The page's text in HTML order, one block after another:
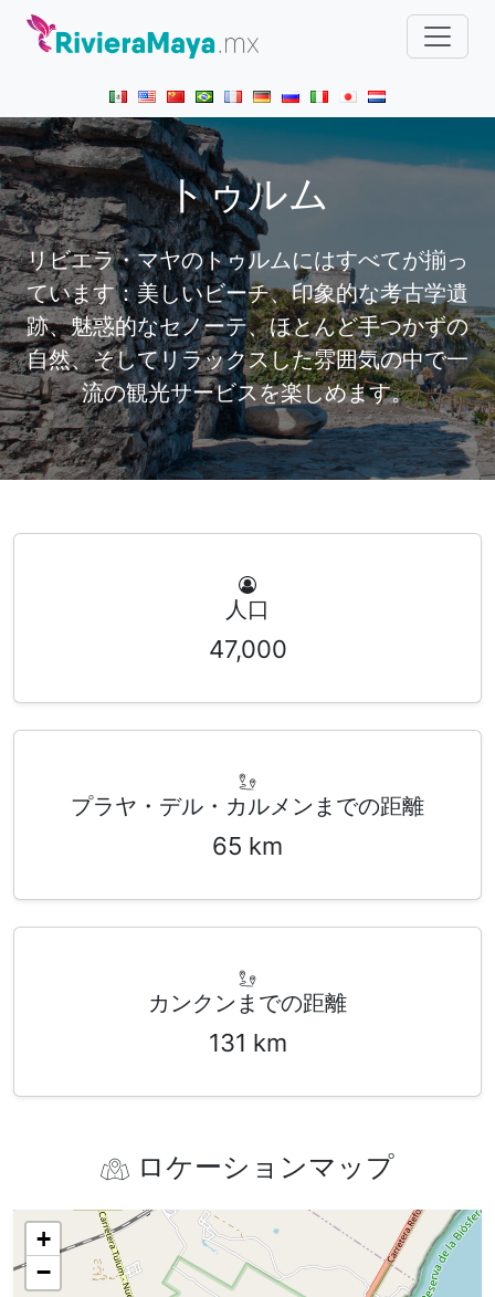
トゥルム
リビエラ・マヤのトゥルムにはすべてが揃っ
ています：美しいビーチ、印象的な考古学遺
跡、魅惑的なセノーテ、ほとんど手つかずの
自然、そしてリラックスした雰囲気の中で一
流の観光サービスを楽しめます。
人口
47,000
プラヤ・デル・カルメンまでの距離
65 km
カンクンまでの距離
131 km
ロケーションマップ
+
−